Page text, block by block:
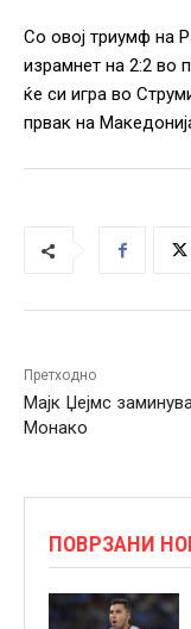
Со овој триумф на
израмнет на 2:2 во
ќе си игра во
првак на
Претходно
Мајк Џејмс
Монако
ПОВРЗАНИ